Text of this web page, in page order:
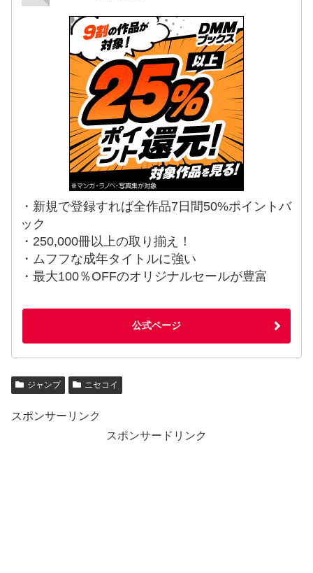
・新規で登録すれば全作品7日間50%ポイントバ
ック
・250,000冊以上の取り揃え！
・ムフフな成年タイトルに強い
・最大100％OFFのオリジナルセールが豊富
公式ページ
ジャンプ ニセコイ
スポンサーリンク
スポンサードリンク